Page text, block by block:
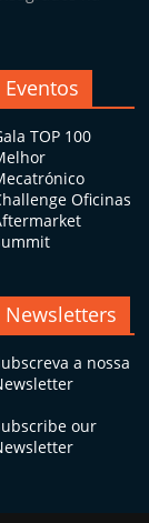
Eventos
TOP 100
Oficinas
Newsletters
a nossa
our